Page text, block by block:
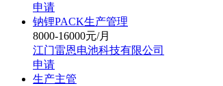
申请
钠锂PACK生产管理
8000-16000元/月
江门雷恩电池科技有限公司
申请
生产主管